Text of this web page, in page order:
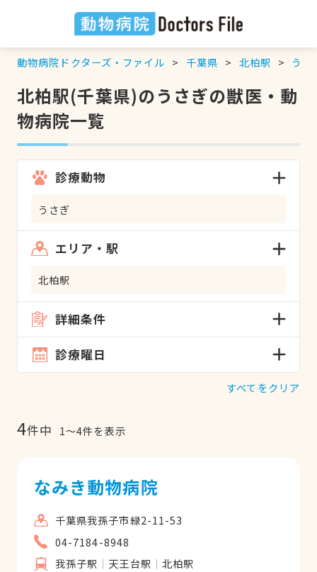
動物病院ドクターズ・ファイル 千葉県 北柏駅 うさ
北柏駅(千葉県)のうさぎの獣医・動
物病院一覧
診療動物
うさぎ
エリア・駅
北柏駅
詳細条件
診療曜日
すべてをクリア
4件中 1〜4件を表示
なみき動物病院
千葉県我孫子市緑2-11-53
04-7184-8948
我孫子駅
天王台駅
北柏駅